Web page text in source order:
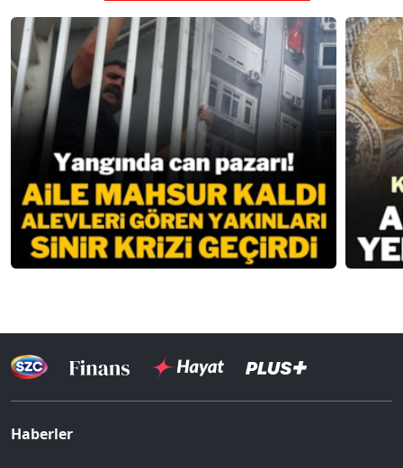
Haberler